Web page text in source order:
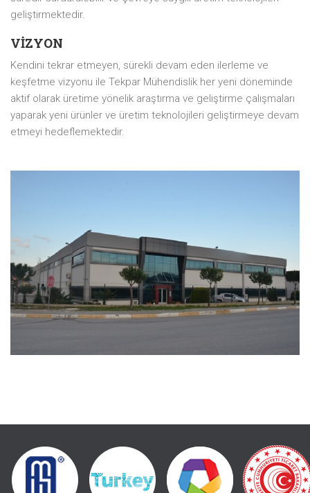
geliştirmektedir.
VİZYON
Kendini tekrar etmeyen, sürekli devam eden ilerleme ve
keşfetme vizyonu ile Tekpar Mühendislik her yeni döneminde
aktif olarak üretime yönelik araştırma ve geliştirme çalışmaları
yaparak yeni ürünler ve üretim teknolojileri geliştirmeye devam
etmeyi hedeflemektedir.